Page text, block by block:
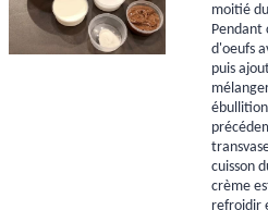
moitié
Pendant
d'oeufs
puis
cuisson
crème
refroidir